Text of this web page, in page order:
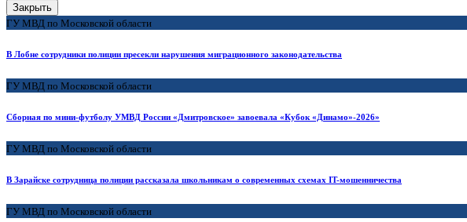
Закрыть
ГУ МВД по Московской области
В Лобне сотрудники полиции пресекли нарушения миграционного законодательства
ГУ МВД по Московской области
Сборная по мини-футболу УМВД России «Дмитровское» завоевала «Кубок «Динамо»-2026»
ГУ МВД по Московской области
В Зарайске сотрудница полиции рассказала школьникам о современных схемах IT-мошенничества
ГУ МВД по Московской области